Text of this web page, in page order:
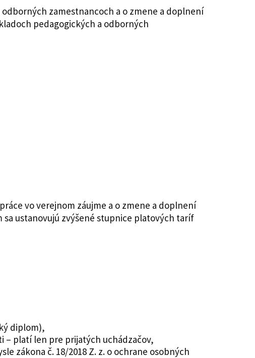
odborných zamestnancoch a o zmene a doplnení
pedagogických a odborných
vo verejnom záujme a o zmene a doplnení
sa ustanovujú zvýšené stupnice platových taríf
diplom),
– platí len pre prijatých uchádzačov,
zákona č. 18/2018 Z. z. o ochrane osobných